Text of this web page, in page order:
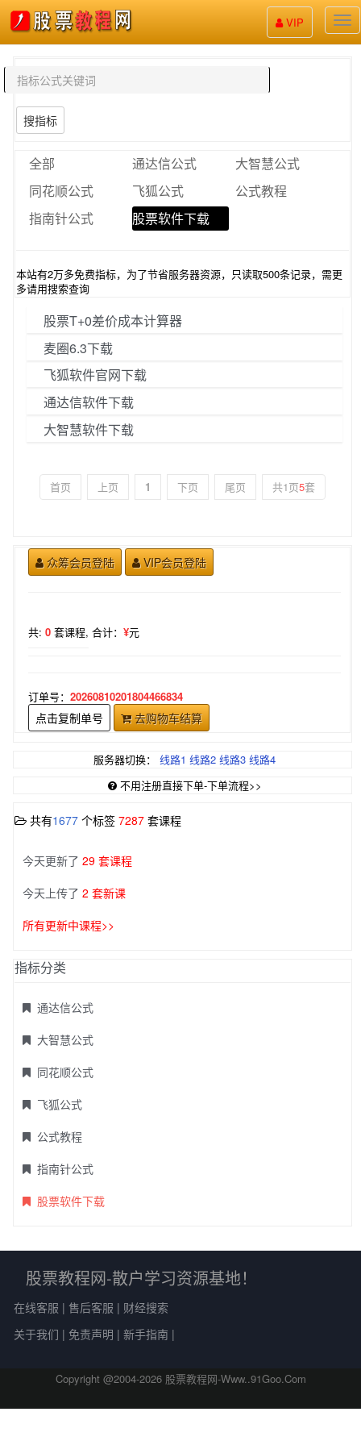
股
票
VIP
搜指标
全部 通达信公式
大智慧公式
同花顺公式
飞狐公式
公式教程
指南针公式
股票软件下载
本站有2万多免费指标，为了节省服务器资源，只读取500条记录，需更
多请用搜索查询
股票T+0差价成本计算器
麦圈6.3下载
飞狐软件官网下载
通达信软件下载
大智慧软件下载
首页 上页 1 下页 尾页 共1页5套
众筹会员登陆 VIP会员登陆
共: 0 套课程, 合计： ¥元
订单号： 20260810201804466834
点击复制单号 去购物车结算
服务器切换： 线路1 线路2 线路3 线路4
不用注册直接下单-下单流程>>
共有1677 个标签 7287 套课程
今天更新了 29 套课程
今天上传了 2 套新课
所有更新中课程>>
指标分类
通达信公式
大智慧公式
同花顺公式
飞狐公式
公式教程
指南针公式
股票软件下载
股票教程网-散户学习资源基地！
在线客服 | 售后客服 | 财经搜索
关于我们 | 免责声明 | 新手指南 |
Copyright @2004-2026 股票教程网-Www..91Goo.Com